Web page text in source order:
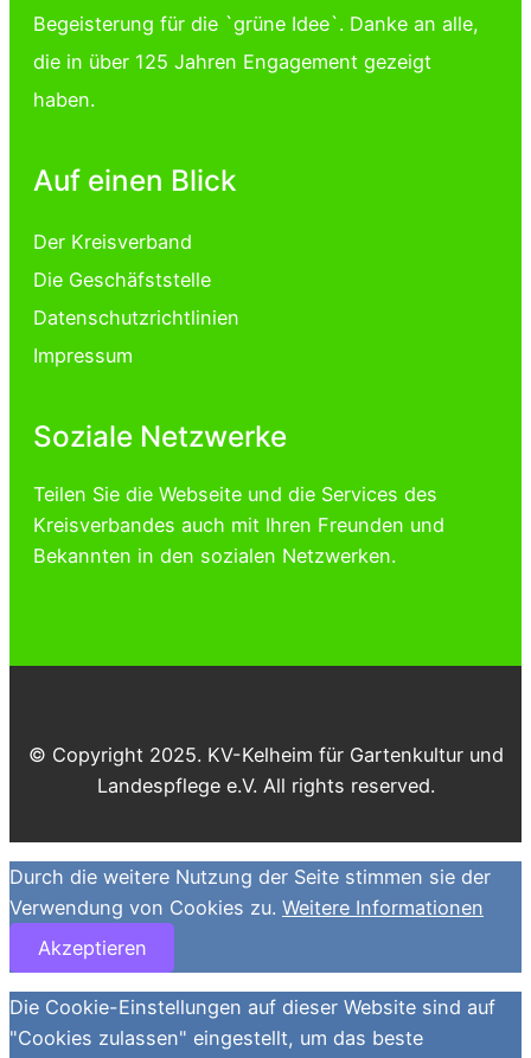
Begeisterung für die `grüne Idee`. Danke an alle,
die in über 125 Jahren Engagement gezeigt
haben.
Auf einen Blick
Der Kreisverband
Die Geschäfststelle
Datenschutzrichtlinien
Impressum
Soziale Netzwerke
Teilen Sie die Webseite und die Services des
Kreisverbandes auch mit Ihren Freunden und
Bekannten in den sozialen Netzwerken.
© Copyright 2025. KV-Kelheim für Gartenkultur und
Landespflege e.V. All rights reserved.
Durch die weitere Nutzung der Seite stimmen sie der
Verwendung von Cookies zu. Weitere Informationen
Akzeptieren
Die Cookie-Einstellungen auf dieser Website sind auf
"Cookies zulassen" eingestellt, um das beste